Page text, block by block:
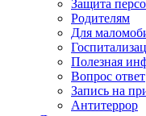
Защита
Родителям
Для
Полезная
Вопрос ответ
Запись на
Антитеррор